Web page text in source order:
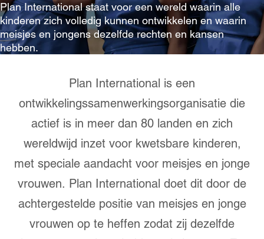
Plan International staat voor een wereld waarin alle
kinderen zich volledig kunnen ontwikkelen en waarin
meisjes en jongens dezelfde rechten en kansen
hebben.
Plan International is een
ontwikkelingssamenwerkingsorganisatie die
actief is in meer dan 80 landen en zich
wereldwijd inzet voor kwetsbare kinderen,
met speciale aandacht voor meisjes en jonge
vrouwen. Plan International doet dit door de
achtergestelde positie van meisjes en jonge
vrouwen op te heffen zodat zij dezelfde